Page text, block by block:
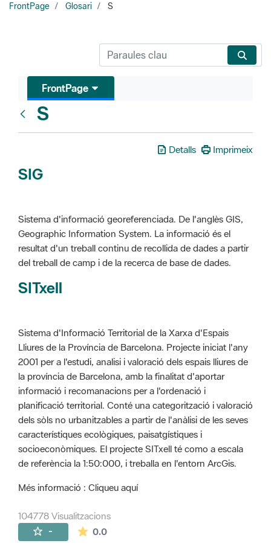
FrontPage Glosari S
FrontPage
S
Detalls Imprimeix
SIG
Sistema d'informació georeferenciada. De l'anglès GIS,
Geographic Information System. La informació és el
resultat d'un treball continu de recollida de dades a partir
del treball de camp i de la recerca de base de dades.
SITxell
Sistema d'Informació Territorial de la Xarxa d'Espais
Lliures de la Província de Barcelona. Projecte iniciat l'any
2001 per a l'estudi, analisi i valoració dels espais lliures de
la província de Barcelona, amb la finalitat d'aportar
informació i recomanacions per a l'ordenació i
planificació territorial. Conté una categorització i valoració
dels sòls no urbanitzables a partir de l'anàlisi de les seves
característiques ecològiques, paisatgístiques i
socioeconòmiques. El projecte SITxell té como a escala
de referència la 1:50:000, i treballa en l'entorn ArcGis.
Més informació : Cliqueu aquí
104778 Visualitzacions
- 0.0La mitjana de les valoracions és de 0